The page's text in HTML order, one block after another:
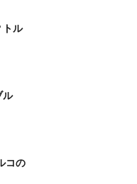
トル
ル
コの